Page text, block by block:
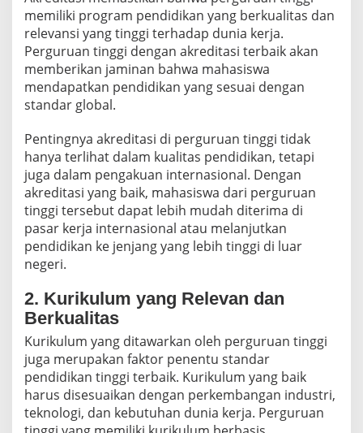
memiliki program pendidikan yang berkualitas dan
relevansi yang tinggi terhadap dunia kerja.
Perguruan tinggi dengan akreditasi terbaik akan
memberikan jaminan bahwa mahasiswa
mendapatkan pendidikan yang sesuai dengan
standar global.
Pentingnya akreditasi di perguruan tinggi tidak
hanya terlihat dalam kualitas pendidikan, tetapi
juga dalam pengakuan internasional. Dengan
akreditasi yang baik, mahasiswa dari perguruan
tinggi tersebut dapat lebih mudah diterima di
pasar kerja internasional atau melanjutkan
pendidikan ke jenjang yang lebih tinggi di luar
negeri.
2. Kurikulum yang Relevan dan
Berkualitas
Kurikulum yang ditawarkan oleh perguruan tinggi
juga merupakan faktor penentu standar
pendidikan tinggi terbaik. Kurikulum yang baik
harus disesuaikan dengan perkembangan industri,
teknologi, dan kebutuhan dunia kerja. Perguruan